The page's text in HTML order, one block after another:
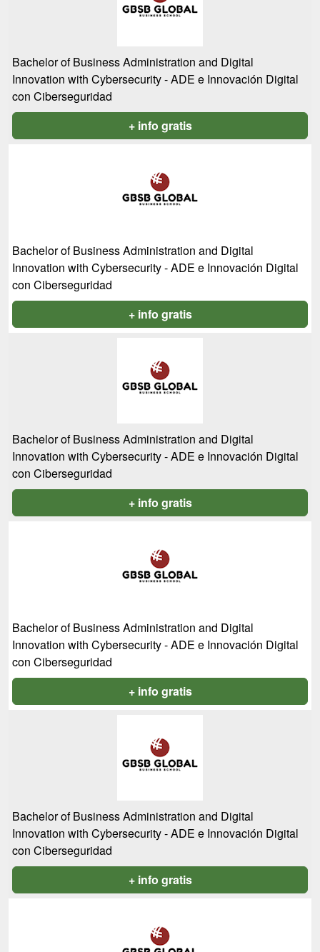
Bachelor of Business Administration and Digital
Innovation with Cybersecurity - ADE e Innovación Digital
con Ciberseguridad
+ info gratis
Bachelor of Business Administration and Digital
Innovation with Cybersecurity - ADE e Innovación Digital
con Ciberseguridad
+ info gratis
Bachelor of Business Administration and Digital
Innovation with Cybersecurity - ADE e Innovación Digital
con Ciberseguridad
+ info gratis
Bachelor of Business Administration and Digital
Innovation with Cybersecurity - ADE e Innovación Digital
con Ciberseguridad
+ info gratis
Bachelor of Business Administration and Digital
Innovation with Cybersecurity - ADE e Innovación Digital
con Ciberseguridad
+ info gratis